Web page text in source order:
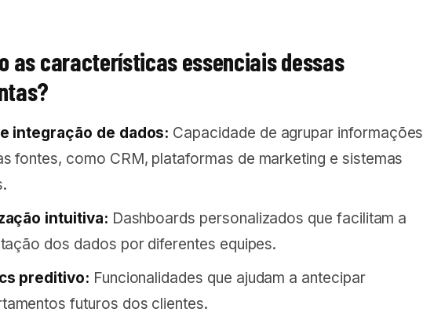
as características essenciais dessas
integração de dados: Capacidade de agrupar informações
fontes, como CRM, plataformas de marketing e sistemas
intuitiva: Dashboards personalizados que facilitam a
dos dados por diferentes equipes.
preditivo: Funcionalidades que ajudam a antecipar
futuros dos clientes.